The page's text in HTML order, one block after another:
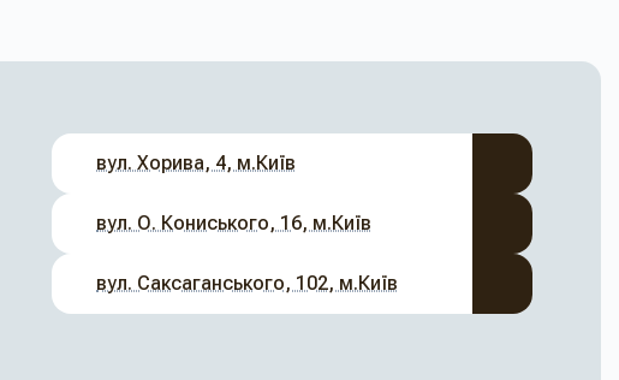
вул. Хорива, 4, м.Київ
вул. О. Кониського, 16, м.Київ
вул. Саксаганського, 102, м.Київ